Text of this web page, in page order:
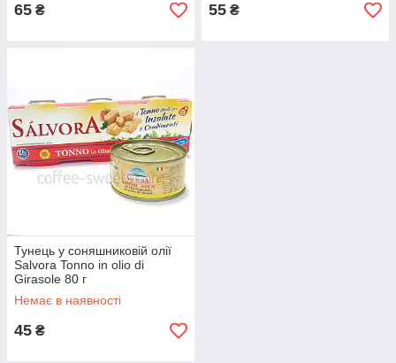
65 ₴ 55 ₴
Тунець у соняшниковій олії
Salvora Tonno in olio di
Girasole 80 г
Немає в наявності
45 ₴